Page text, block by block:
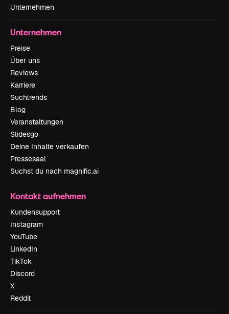
Unternehmen
Unternehmen
Preise
Über uns
Reviews
Karriere
Suchtrends
Blog
Veranstaltungen
Slidesgo
Deine Inhalte verkaufen
Pressesaal
Suchst du nach magnific.ai
Kontakt aufnehmen
Kundensupport
Instagram
YouTube
LinkedIn
TikTok
Discord
X
Reddit